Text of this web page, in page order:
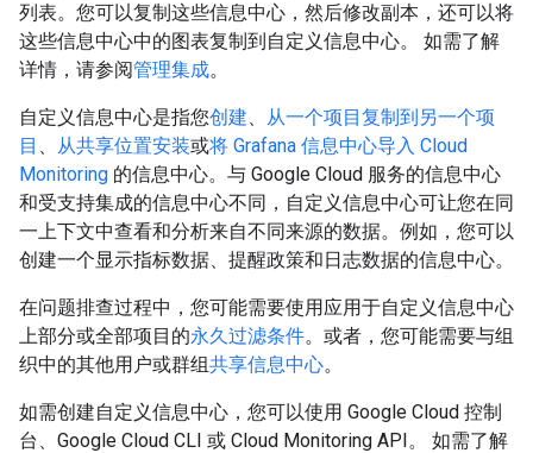
列表。您可以复制这些信息中心，然后修改副本，还可以将
这些信息中心中的图表复制到自定义信息中心。 如需了解
详情，请参阅管理集成。
自定义信息中心是指您创建、 从一个项目复制到另一个项
目 、 从共享位置安装或将 Grafana 信息中心导入 Cloud
Monitoring 的信息中心。与 Google Cloud 服务的信息中心
和受支持集成的信息中心不同，自定义信息中心可让您在同
一上下文中查看和分析来自不同来源的数据。例如，您可以
创建一个显示指标数据、提醒政策和日志数据的信息中心。
在问题排查过程中，您可能需要使用应用于自定义信息中心
上部分或全部项目的永久过滤条件。或者，您可能需要与组
织中的其他用户或群组共享信息中心。
如需创建自定义信息中心，您可以使用 Google Cloud 控制
台、Google Cloud CLI 或 Cloud Monitoring API。 如需了解